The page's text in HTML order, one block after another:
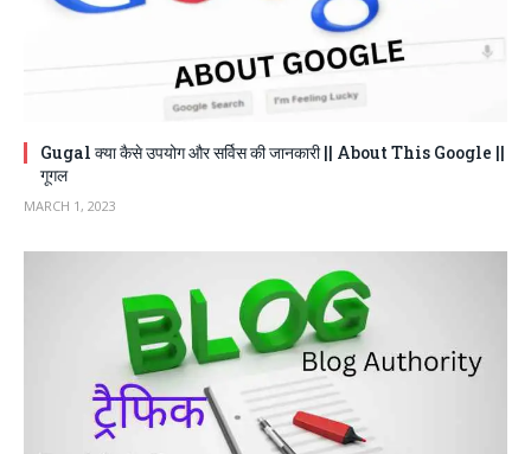
Gugal क्या कैसे उपयोग और सर्विस की जानकारी || About This Google ||
गूगल
MARCH 1, 2023